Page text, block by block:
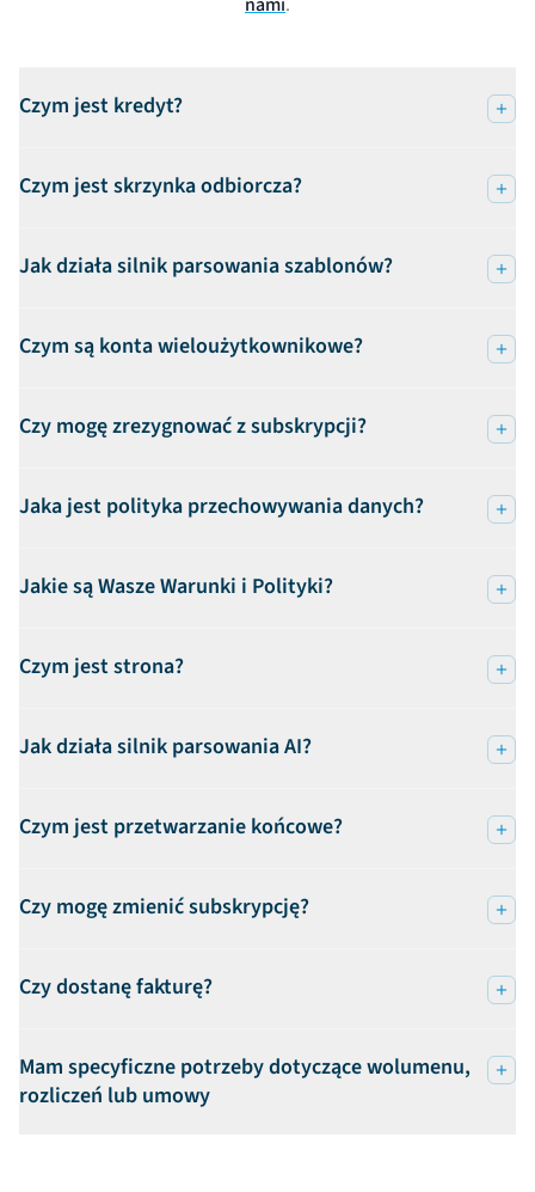
Czym jest kredyt?
Czym jest skrzynka odbiorcza?
Jak działa silnik parsowania szablonów?
Czym są konta wieloużytkownikowe?
Czy mogę zrezygnować z subskrypcji?
Jaka jest polityka przechowywania danych?
Jakie są Wasze Warunki i Polityki?
Czym jest strona?
Jak działa silnik parsowania AI?
Czym jest przetwarzanie końcowe?
Czy mogę zmienić subskrypcję?
Czy dostanę fakturę?
Mam specyficzne potrzeby dotyczące wolumenu,
rozliczeń lub umowy